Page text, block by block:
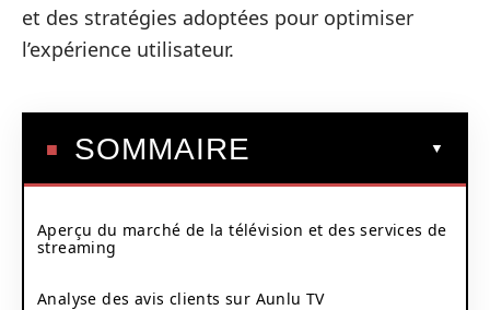
et des stratégies adoptées pour optimiser
l’expérience utilisateur.
SOMMAIRE
Aperçu du marché de la télévision et des services de
streaming
Analyse des avis clients sur Aunlu TV